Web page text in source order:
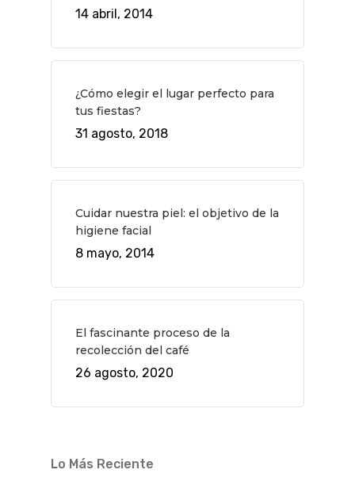
14 abril, 2014
¿Cómo elegir el lugar perfecto para
tus fiestas?
31 agosto, 2018
Cuidar nuestra piel: el objetivo de la
higiene facial
8 mayo, 2014
El fascinante proceso de la
recolección del café
26 agosto, 2020
Lo Más Reciente